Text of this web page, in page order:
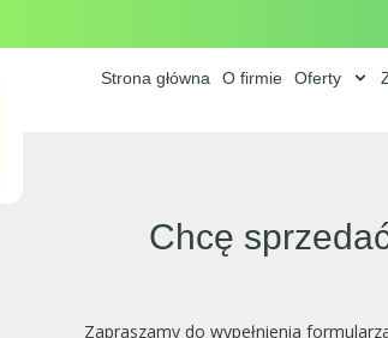
Strona główna O firmie Oferty
Chcę
Zapraszamy do wypełnienia